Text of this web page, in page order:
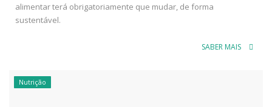
alimentar terá obrigatoriamente que mudar, de forma
sustentável.
SABER MAIS
Nutrição